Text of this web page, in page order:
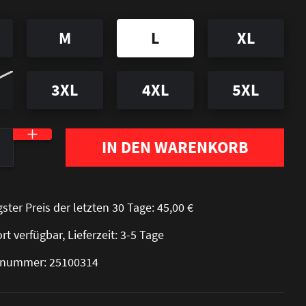
M L XL
3XL 4XL 5XL
Gib den gewünschten Wert ein oder
IN DEN WARENKORB
Preis der letzten 30 Tage: 45,00 €
verfügbar, Lieferzeit: 3-5 Tage
25100314